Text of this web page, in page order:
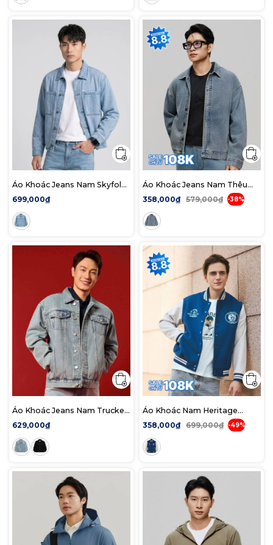
Áo Khoác Jeans Nam Skyfold
Form Regular
699,000₫
Áo Khoác Jeans Nam Thêu
Tag Da Form Loose
358,000₫ 579,000₫ -38%
Áo Khoác Jeans Nam Trucker
Steel Mark Form Regular
629,000₫
Áo Khoác Nam Heritage
Varsity Form Regular
358,000₫ 699,000₫ -49%